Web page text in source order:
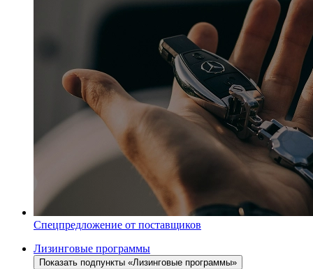
Спецпредложение от поставщиков
Лизинговые программы
Показать подпункты «Лизинговые программы»